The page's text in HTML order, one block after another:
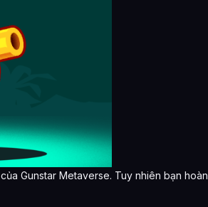
Gunstar Metaverse. Tuy nhiên bạn hoàn